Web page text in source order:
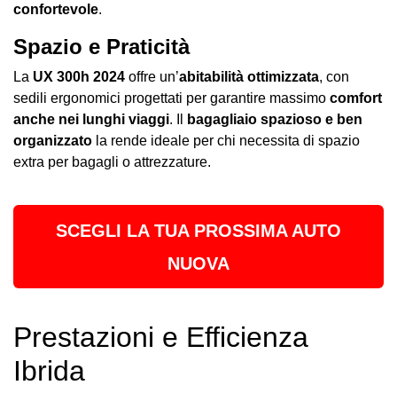
confortevole.
Spazio e Praticità
La UX 300h 2024 offre un’abitabilità ottimizzata, con
sedili ergonomici progettati per garantire massimo comfort
anche nei lunghi viaggi. Il
bagagliaio spazioso e ben
organizzato la rende ideale per chi necessita di spazio
extra per bagagli o attrezzature.
SCEGLI LA TUA PROSSIMA AUTO
NUOVA
Prestazioni e Efficienza
Ibrida